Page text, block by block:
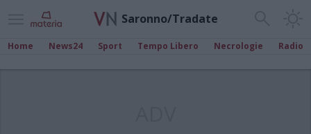
Saronno/Tradate
Home News24 Sport Tempo Libero Necrologie Radio